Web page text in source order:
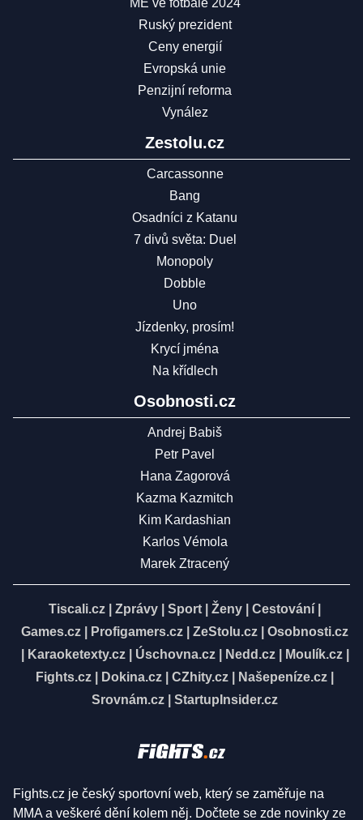
Ruský prezident
Ceny energií
Evropská unie
Penzijní reforma
Vynález
Zestolu.cz
Carcassonne
Bang
Osadníci z Katanu
7 divů světa: Duel
Monopoly
Dobble
Uno
Jízdenky, prosím!
Krycí jména
Na křídlech
Osobnosti.cz
Andrej Babiš
Petr Pavel
Hana Zagorová
Kazma Kazmitch
Kim Kardashian
Karlos Vémola
Marek Ztracený
Tiscali.cz Zprávy Sport Ženy Cestování
Games.cz
Profigamers.cz ZeStolu.cz
Osobnosti.cz
Karaoketexty.cz| Úschovna.cz| Nedd.cz| Moulík.cz|
Fights.cz
Dokina.cz CZhity.cz Našepeníze.cz
Srovnám.cz
StartupInsider.cz
Fights.cz je český sportovní web, který se zaměřuje na
MMA a veškeré dění kolem něj. Dočtete se zde novinky ze